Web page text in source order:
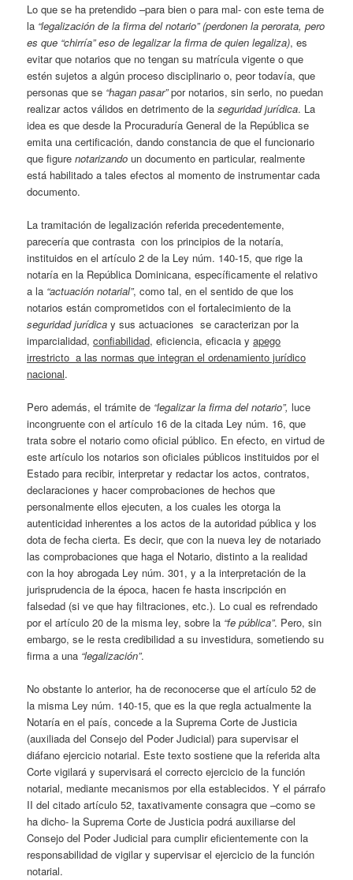
Lo que se ha pretendido –para bien o para mal- con este tema de
la “legalización de la firma del notario” (perdonen la perorata, pero
es que “chirría” eso de legalizar la firma de quien legaliza), es
evitar que notarios que no tengan su matrícula vigente o que
estén sujetos a algún proceso disciplinario o, peor todavía, que
personas que se “hagan pasar”por notarios, sin serlo, no puedan
realizar actos válidos en detrimento de laseguridad jurídica. La
idea es que desde la Procuraduría General de la República se
emita una certificación, dando constancia de que el funcionario
que figurenotarizando un documento en particular, realmente
está habilitado a tales efectos al momento de instrumentar cada
documento.
La tramitación de legalización referida precedentemente,
parecería que contrasta con los principios de la notaría,
instituidos en el artículo 2 de la Ley núm. 140-15, que rige la
notaría en la República Dominicana, específicamente el relativo
a la “actuación notarial”, como tal, en el sentido de que los
notarios están comprometidos con el fortalecimiento de la
seguridad jurídica y sus actuaciones se caracterizan por la
imparcialidad,confiabilidad, eficiencia, eficacia yapego
irrestricto a las normas que integran el ordenamiento jurídico
nacional.
Pero además, el trámite de “legalizar la firma del notario”,luce
incongruente con el artículo 16 de la citada Ley núm. 16, que
trata sobre el notario como oficial público. En efecto, en virtud de
este artículo los notarios son oficiales públicos instituidos por el
Estado para recibir, interpretar y redactar los actos, contratos,
declaraciones y hacer comprobaciones de hechos que
personalmente ellos ejecuten, a los cuales les otorga la
autenticidad inherentes a los actos de la autoridad pública y los
dota de fecha cierta. Es decir, que con la nueva ley de notariado
las comprobaciones que haga el Notario, distinto a la realidad
con la hoy abrogada Ley núm. 301, y a la interpretación de la
jurisprudencia de la época, hacen fe hasta inscripción en
falsedad (si ve que hay filtraciones, etc.). Lo cual es refrendado
por el artículo 20 de la misma ley, sobre la “fe pública”. Pero, sin
embargo, se le resta credibilidad a su investidura, sometiendo su
firma a una “legalización”.
No obstante lo anterior, ha de reconocerse que el artículo 52 de
la misma Ley núm. 140-15, que es la que regla actualmente la
Notaría en el país, concede a la Suprema Corte de Justicia
(auxiliada del Consejo del Poder Judicial) para supervisar el
diáfano ejercicio notarial. Este texto sostiene que la referida alta
Corte vigilará y supervisará el correcto ejercicio de la función
notarial, mediante mecanismos por ella establecidos. Y el párrafo
II del citado artículo 52, taxativamente consagra que –como se
ha dicho- la Suprema Corte de Justicia podrá auxiliarse del
Consejo del Poder Judicial para cumplir eficientemente con la
responsabilidad de vigilar y supervisar el ejercicio de la función
notarial.